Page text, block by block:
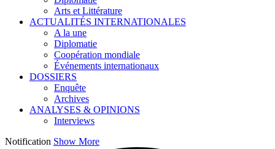
Arts et Littérature
ACTUALITÉS INTERNATIONALES
A la une
Diplomatie
Coopération mondiale
Événements internationaux
DOSSIERS
Enquête
Archives
ANALYSES & OPINIONS
Interviews
Notification Show More